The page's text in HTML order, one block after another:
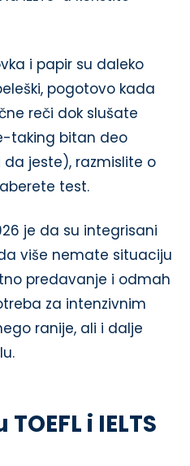
i papir su daleko
pogotovo kada
reči dok slušate
taking bitan deo
jeste), razmislite o
test.
je da su integrisani
više nemate situaciju
predavanje i odmah
za intenzivnim
ranije, ali i dalje
i IELTS